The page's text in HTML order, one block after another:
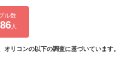
ル数
人
リコンの以下の調査に基づいています。